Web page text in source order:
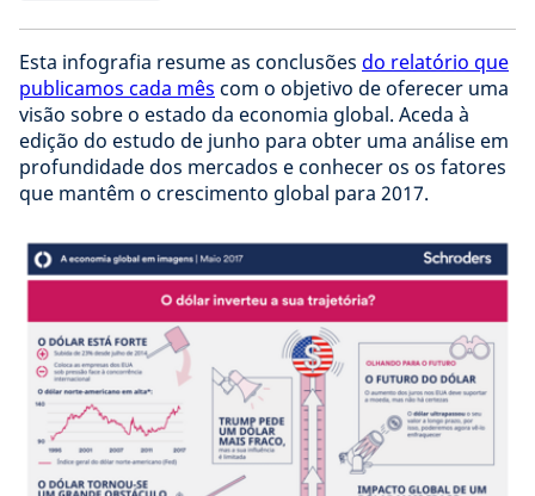
Esta infografia resume as conclusões do relatório que
publicamos cada mês com o objetivo de oferecer uma
visão sobre o estado da economia global. Aceda à
edição do estudo de junho para obter uma análise em
profundidade dos mercados e conhecer os os fatores
que mantêm o crescimento global para 2017.